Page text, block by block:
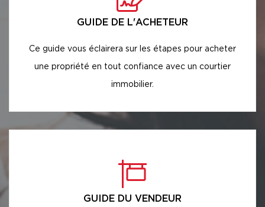
GUIDE DE L'ACHETEUR
Ce guide vous éclairera sur les étapes pour acheter
une propriété en tout confiance avec un courtier
immobilier.
GUIDE DU VENDEUR